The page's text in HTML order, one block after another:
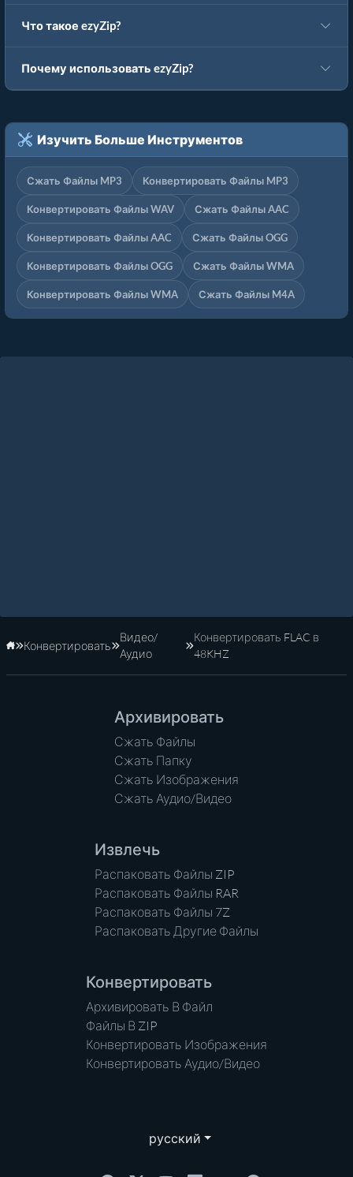
Что такое ezyZip?
Почему использовать ezyZip?
Изучить Больше Инструментов
Сжать Файлы MP3 Конвертировать Файлы MP3
Конвертировать Файлы WAV Сжать Файлы AAC
Конвертировать Файлы AAC Сжать Файлы OGG
Конвертировать Файлы OGG Сжать Файлы WMA
Конвертировать Файлы WMA Сжать Файлы M4A
Главная
Конвертировать
Видео/
Аудио
Конвертировать FLAC в
48KHZ
Архивировать
Сжать Файлы
Сжать Папку
Сжать Изображения
Сжать Аудио/Видео
Извлечь
Распаковать Файлы ZIP
Распаковать Файлы RAR
Распаковать Файлы 7Z
Распаковать Другие Файлы
Конвертировать
Архивировать В Файл
Файлы В ZIP
Конвертировать Изображения
Конвертировать Аудио/Видео
русский